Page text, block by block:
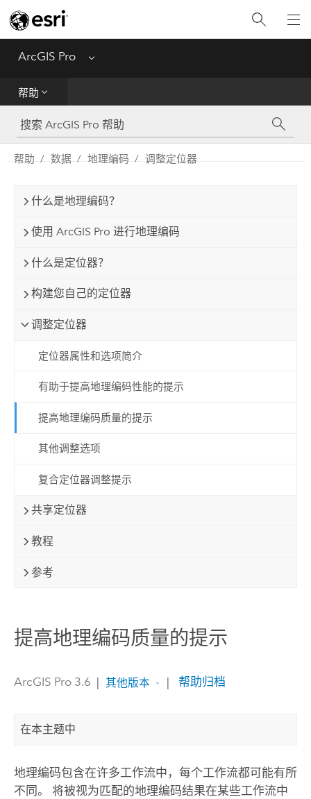
ArcGIS Pro Menu
帮助
工具参考
Python
帮助 数据 地理编码 调整定位器
什么是地理编码？
使用 ArcGIS Pro 进行地理编码
什么是定位器？
构建您自己的定位器
调整定位器
定位器属性和选项简介
有助于提高地理编码性能的提示
提高地理编码质量的提示
其他调整选项
复合定位器调整提示
共享定位器
教程
参考
提高地理编码质量的提示
ArcGIS Pro 3.6 | 其他版本 | 帮助归档
在本主题中
地理编码包含在许多工作流中，每个工作流都可能有所
不同。 将被视为匹配的地理编码结果在某些工作流中